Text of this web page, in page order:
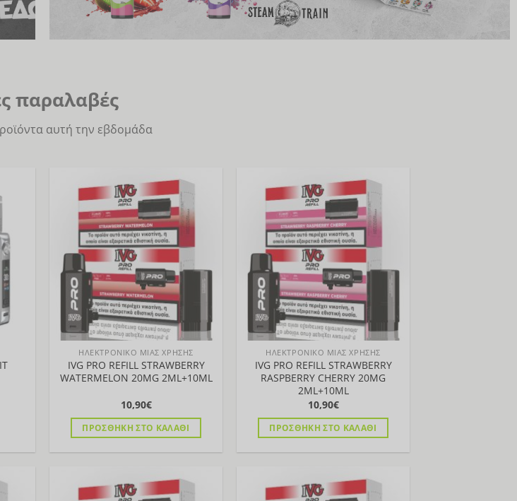
παραλαβές
αυτή την εβδομάδα
Προσθήκη
στη Λίστα
ΗΛΕΚΤΡΟΝΙΚΟ ΜΙΑΣ ΧΡΗΣΗΣ
IVG PRO REFILL STRAWBERRY
WATERMELON 20MG 2ML+10ML
10,90€
ΠΡΟΣΘΉΚΗ ΣΤΟ ΚΑΛΆΘΙ
Προσθήκη
στη Λίστα
ΗΛΕΚΤΡΟΝΙΚΟ ΜΙΑΣ ΧΡΗΣΗΣ
IVG PRO REFILL STRAWBERRY
RASPBERRY CHERRY 20MG
2ML+10ML
10,90€
ΠΡΟΣΘΉΚΗ ΣΤΟ ΚΑΛΆΘΙ